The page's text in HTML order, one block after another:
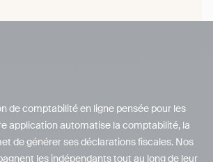
de comptabilité en ligne pensée pour les
application automatise la comptabilité, la
de générer ses déclarations fiscales. Nos
les indépendants tout au long de leur